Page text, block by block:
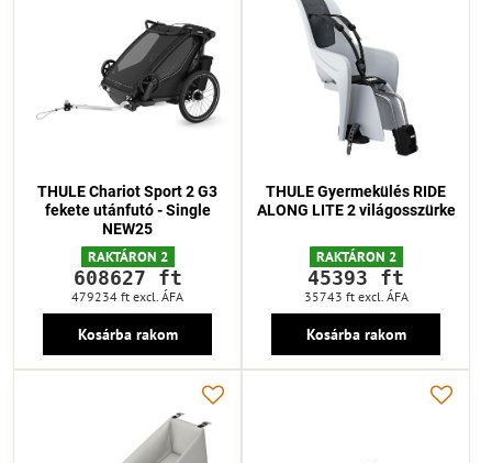
THULE Chariot Sport 2 G3
fekete utánfutó - Single
NEW25
RAKTÁRON 2
608627 ft
479234 ft excl. ÁFA
Kosárba rakom
THULE Gyermekülés RIDE
ALONG LITE 2 világosszürke
RAKTÁRON 2
45393 ft
35743 ft excl. ÁFA
Kosárba rakom